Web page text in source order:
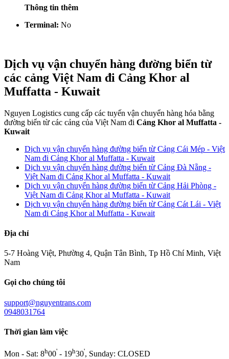
Thông tin thêm
Terminal: No
Dịch vụ vận chuyển hàng đường biển từ
các cảng Việt Nam đi Cảng Khor al
Muffatta - Kuwait
Nguyen Logistics cung cấp các tuyến vận chuyển hàng hóa bằng
đường biển từ các cảng của Việt Nam đi Cảng Khor al Muffatta -
Kuwait
Dịch vụ vận chuyển hàng đường biển từ Cảng Cái Mép - Việt
Nam đi Cảng Khor al Muffatta - Kuwait
Dịch vụ vận chuyển hàng đường biển từ Cảng Đà Nẵng -
Việt Nam đi Cảng Khor al Muffatta - Kuwait
Dịch vụ vận chuyển hàng đường biển từ Cảng Hải Phòng -
Việt Nam đi Cảng Khor al Muffatta - Kuwait
Dịch vụ vận chuyển hàng đường biển từ Cảng Cát Lái - Việt
Nam đi Cảng Khor al Muffatta - Kuwait
Địa chỉ
5-7 Hoàng Việt, Phường 4, Quận Tân Bình, Tp Hồ Chí Minh, Việt
Nam
Gọi cho chúng tôi
support@nguyentrans.com
0948031764
Thời gian làm việc
Mon - Sat: 8h00' - 19h30', Sunday: CLOSED